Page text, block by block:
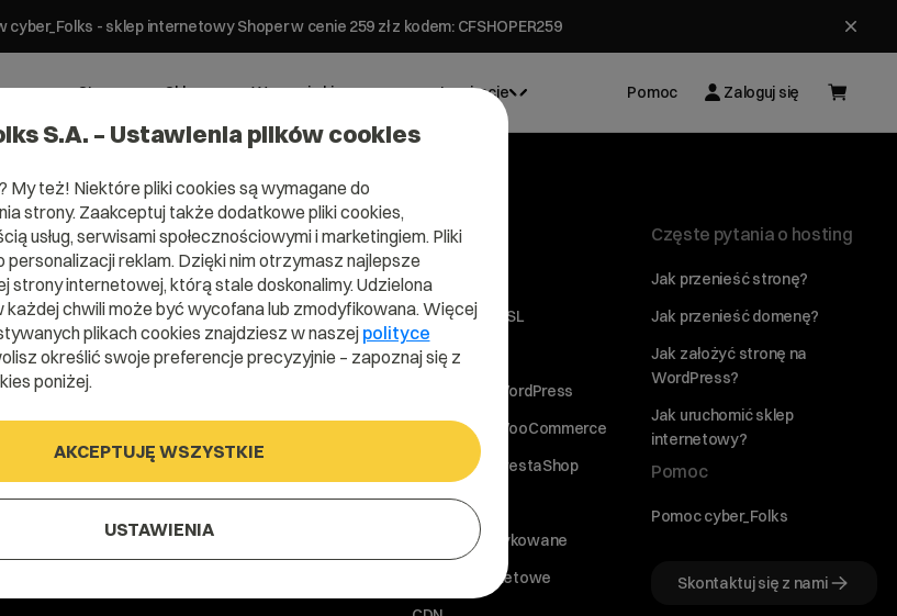
- sklep internetowy Shoper w cenie 259 zł z kodem: CFSHOPER259
Strony Sklepy Wsparcie biznesowe Inspiracje Pomoc Zaloguj się
i na luzie
dla
dokumenty
– Serwery
Inspiracje
Blog
Słownik IT
WordPress
prywatności
Mówią o nas
Usługi
Domeny
Certyfikaty SSL
Hosting www
Hosting dla WordPress
Hosting dla WooCommerce
Hosting dla PrestaShop
Serwery VPS
Serwery dedykowane
Sklepy internetowe
Częste pytania o hosting
Jak przenieść stronę?
Jak przenieść domenę?
Jak założyć stronę na
WordPress?
Jak uruchomić sklep
internetowy?
Pomoc
Pomoc cyber_Folks
Skontaktuj się z nami
S.A. – Ustawienia plików cookies
My też! Niektóre pliki cookies są wymagane do
strony. Zaakceptuj także dodatkowe pliki cookies,
usług, serwisami społecznościowymi i marketingiem. Pliki
personalizacji reklam. Dzięki nim otrzymasz najlepsze
strony internetowej, którą stale doskonalimy. Udzielona
chwili może być wycofana lub zmodyfikowana. Więcej
plikach cookies znajdziesz w naszej polityce
określić swoje preferencje precyzyjnie – zapoznaj się z
poniżej.
AKCEPTUJĘ WSZYSTKIE
USTAWIENIA